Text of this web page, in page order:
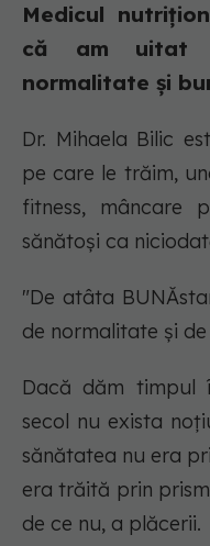
Medicul
că am uitat
normalitate și
Dr. Mihaela Bilic
pe care le trăim,
fitness, mâncare
sănătoși ca
"De atâta
de normalitate și
Dacă dăm timpul
secol nu exista
sănătatea nu era
era trăită prin
de ce nu, a plăcerii.